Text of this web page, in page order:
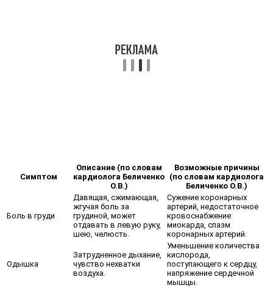
Симптом
Описание (по словам
кардиолога Беличенко
О.В.)
Возможные причины
(по словам кардиолога
Беличенко О.В.)
Боль в груди
Давящая, сжимающая,
жгучая боль за
грудиной, может
отдавать в левую руку,
шею, челюсть.
Сужение коронарных
артерий, недостаточное
кровоснабжение
миокарда, спазм
коронарных артерий.
Одышка
Затрудненное дыхание,
чувство нехватки
воздуха.
Уменьшение количества
кислорода,
поступающего к сердцу,
напряжение сердечной
мышцы.